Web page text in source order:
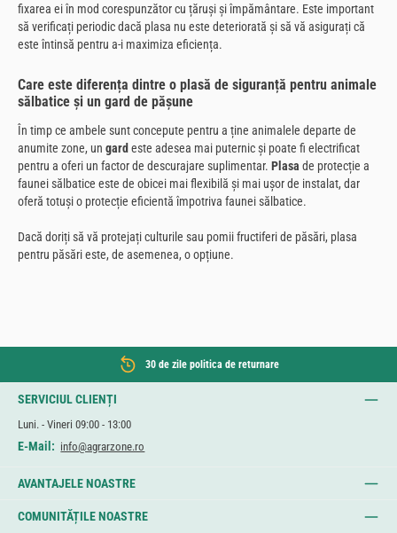
fixarea ei în mod corespunzător cu țăruși și împământare. Este important
să verificați periodic dacă plasa nu este deteriorată și să vă asigurați că
este întinsă pentru a-i maximiza eficiența.
Care este diferența dintre o plasă de siguranță pentru animale
sălbatice și un gard de pășune
În timp ce ambele sunt concepute pentru a ține animalele departe de
anumite zone, un gardeste adesea mai puternic și poate fi electrificat
pentru a oferi un factor de descurajare suplimentar. Plasa de protecție a
faunei sălbatice este de obicei mai flexibilă și mai ușor de instalat, dar
oferă totuși o protecție eficientă împotriva faunei sălbatice.
Dacă doriți să vă protejați culturile sau pomii fructiferi de păsări, plasa
pentru păsări este, de asemenea, o opțiune.
30 de zile politica de returnare
SERVICIUL CLIENȚI
Luni. - Vineri 09:00 - 13:00
E-Mail: info@agrarzone.ro
AVANTAJELE NOASTRE
COMUNITĂȚILE NOASTRE